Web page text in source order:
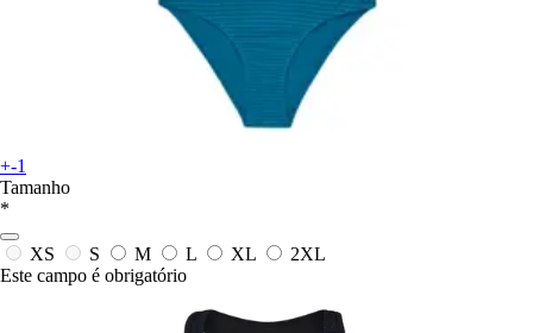
+-1
Tamanho
*
XS S M L XL
2XL
Este campo é obrigatório